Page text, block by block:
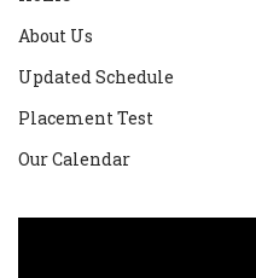
About Us
Updated Schedule
Placement Test
Our Calendar